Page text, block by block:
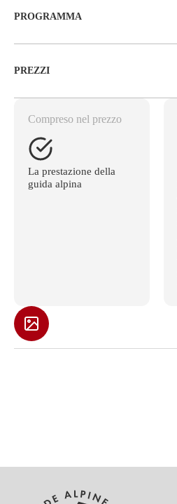
PROGRAMMA
PREZZI
Compreso nel prezzo
La prestazione della
guida alpina